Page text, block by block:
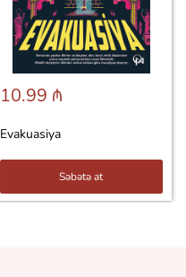
10.99 ₼
Evakuasiya
Səbətə at